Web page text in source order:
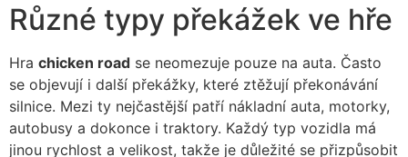
Různé typy překážek ve hře
Hra chicken road se neomezuje pouze na auta. Často
se objevují i další překážky, které ztěžují překonávání
silnice. Mezi ty nejčastější patří nákladní auta, motorky,
autobusy a dokonce i traktory. Každý typ vozidla má
jinou rychlost a velikost, takže je důležité se přizpůsobit